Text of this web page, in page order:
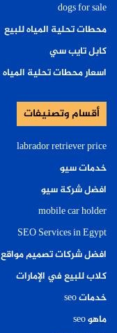
dogs for sale
محطات تحلية المياه للبيع
كابل تايب سي
اسعار محطات تحلية المياه
أقسام وتصنيفات
labrador retriever price
خدمات سيو
افضل شركة سيو
mobile car holder
SEO Services in Egypt
افضل شركات تصميم مواقع
كلاب للبيع في الإمارات
خدمات seo
ماهو seo